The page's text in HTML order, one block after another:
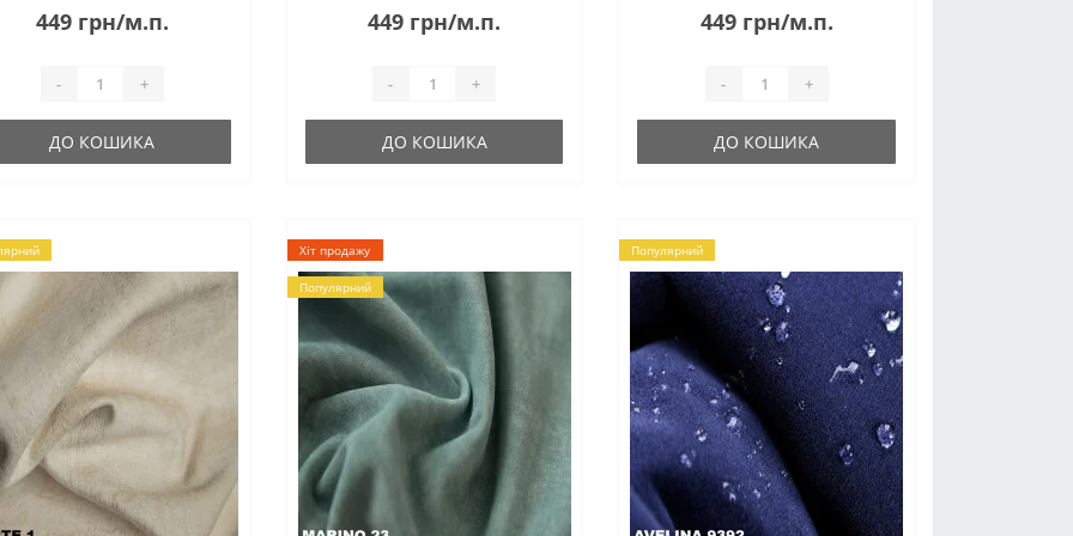
449 грн/м.п.
- +
ДО КОШИКА
449 грн/м.п.
- +
ДО КОШИКА
449 грн/м.п.
- +
ДО КОШИКА
Хіт продажу
Популярний
Популярний